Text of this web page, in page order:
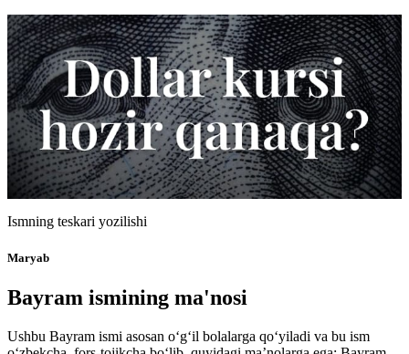
Ismning teskari yozilishi
Maryab
Bayram ismining ma'nosi
Ushbu Bayram ismi asosan o‘g‘il bolalarga qo‘yiladi va bu ism